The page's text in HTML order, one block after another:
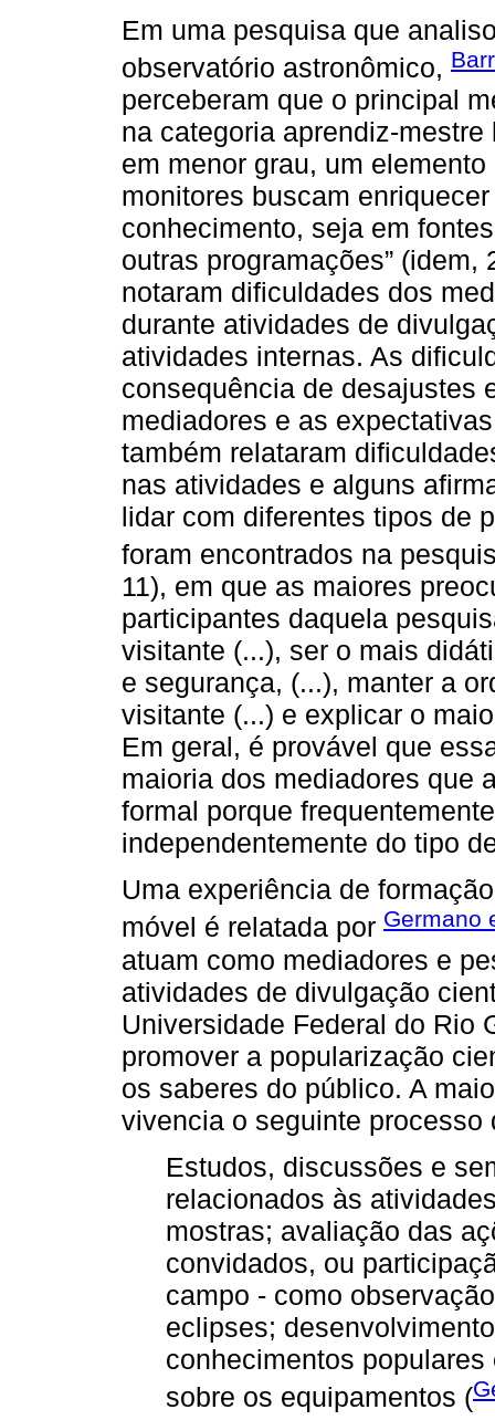
Em uma pesquisa que
observatório astronômico,
perceberam que o principal
na categoria aprendiz-
em menor grau, um
monitores buscam
conhecimento, seja em
outras programações”
notaram dificuldades dos
durante atividades de
atividades internas. As
consequência de desajustes
mediadores e as
também relataram
nas atividades e alguns
lidar com diferentes tipos de
foram encontrados na
11), em que as maiores
participantes daquela
visitante (...), ser o mais
e segurança, (...), manter a
visitante (...) e explicar o
Em geral, é provável que
maioria dos mediadores que
formal porque
independentemente do tipo
Uma experiência de
móvel é relatada por Germano
atuam como mediadores e
atividades de divulgação
Universidade Federal do Rio
promover a popularização
os saberes do público. A
vivencia o seguinte processo
Estudos, discussões e
relacionados às
mostras; avaliação das
convidados, ou
campo - como
eclipses;
conhecimentos
sobre os equipamentos (